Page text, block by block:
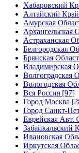
Хабаровский
Алтайский
Амурская
Архангельская
Астраханская
Белгородская
Брянская
Владимирская
Волгоградская
Вологодская
Вся Россия [97]
Город Москва
Город Санкт-
Еврейская Авт.
Забайкальский
Ивановская
Иркутская